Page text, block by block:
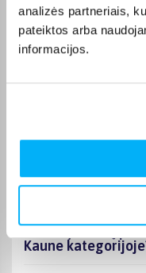
analizės partneriais,
pateiktos arba
informacijos.
DUK
Kokie Muse
produktai šiuo
Kiek prekių yra
darbo dieną
asortimente ir
Pristatymas tą
Kaune